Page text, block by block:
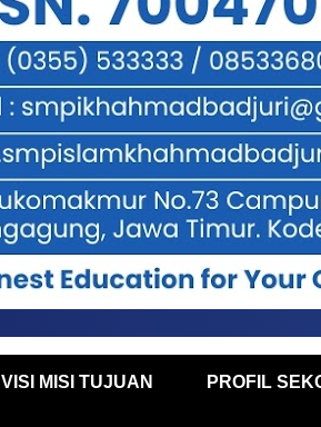
VISI MISI TUJUAN PROFIL